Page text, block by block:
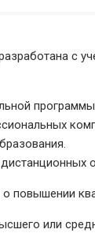
с
повышении
или